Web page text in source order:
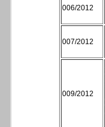
006/2012
007/2012
009/2012